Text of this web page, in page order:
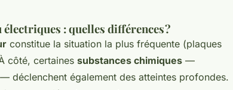
: quelles différences ?
constitue la situation la plus fréquente (plaques
côté, certaines substances chimiques —
déclenchent également des atteintes profondes.